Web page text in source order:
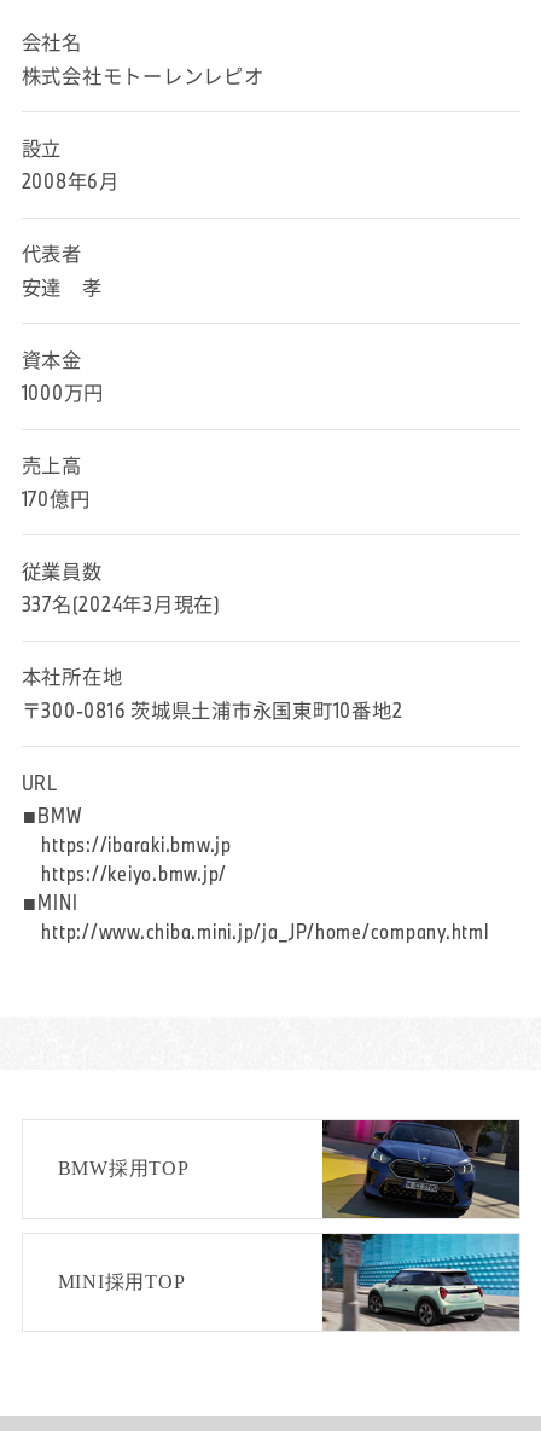
会社名
株式会社モトーレンレピオ
設立
2008年6月
代表者
安達 孝
資本金
1000万円
売上高
170億円
従業員数
337名(2024年3月現在)
本社所在地
〒300-0816 茨城県土浦市永国東町10番地2
URL
■BMW
https://ibaraki.bmw.jp
https://keiyo.bmw.jp/
■MINI
http://www.chiba.mini.jp/ja_JP/home/company.html
BMW採用TOP
MINI採用TOP